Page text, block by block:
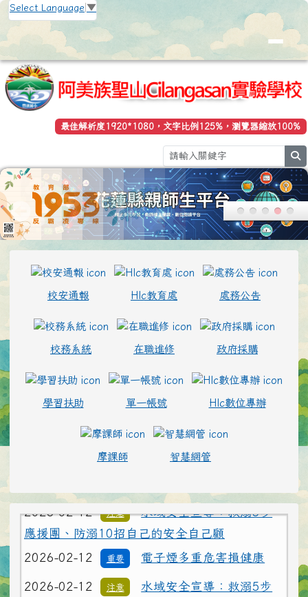
跳至主內容區
花蓮縣立豐濱國小全球資訊網
Select Language ▼
最佳解析度1920*1080，文字比例125%，瀏覽器縮放100%
校安通報 Hlc教育處 處務公告
校務系統 在職進修 政府採購
學習扶助 單一帳號 Hlc數位專辦
摩課師 智慧網管
電子煙多重危害損健康
2026-02-12 注意
水域安全宣導：救溺5步
應援團、防溺10招自己的安全自己顧
2026-02-12 重要 電子煙多重危害損健康
注意
應援團、防溺10招自己的安全自己顧
頁尾區域